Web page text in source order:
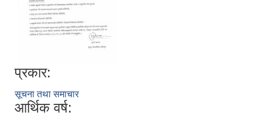
प्रकार:
सूचना तथा समाचार
आर्थिक वर्ष: